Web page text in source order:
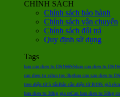
CHÍNH SÁCH
Chính sách bảo hành
Chính sách vận chuyển
Chính sách đổi trả
Quy định sử dụng
Tags
ban can dien tu DS166SSban can dien tu
can dien tu vibra tps 3kgban can san dien tu
treo điện tử 5 tấnBán cân điện tử B19S giá rẻ
ban dien tu 30kg gia reCan ban dien tu 50kg